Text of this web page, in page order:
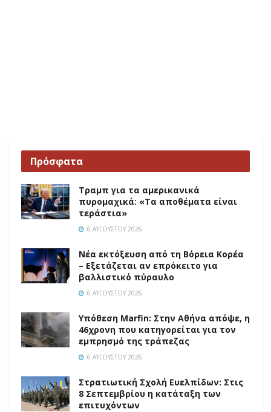
Πρόσφατα
Τραμπ για τα αμερικανικά
πυρομαχικά: «Τα αποθέματα είναι
τεράστια»
6 ΑΥΓΟΎΣΤΟΥ 2026
Νέα εκτόξευση από τη Βόρεια Κορέα
– Εξετάζεται αν επρόκειτο για
βαλλιστικό πύραυλο
6 ΑΥΓΟΎΣΤΟΥ 2026
Υπόθεση Marfin: Στην Αθήνα απόψε, η
46χρονη που κατηγορείται για τον
εμπρησμό της τράπεζας
6 ΑΥΓΟΎΣΤΟΥ 2026
Στρατιωτική Σχολή Ευελπίδων: Στις
8 Σεπτεμβρίου η κατάταξη των
επιτυχόντων